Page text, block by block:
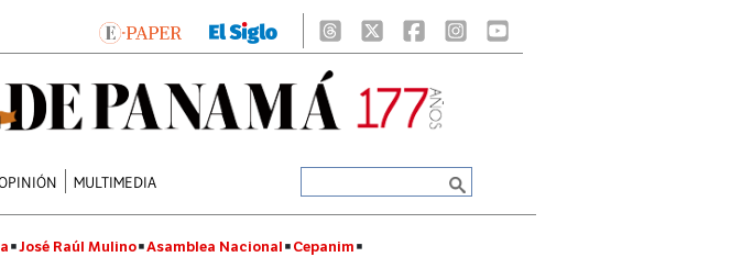
MULTIMEDIA
José Raúl Mulino Asamblea Nacional Cepanim